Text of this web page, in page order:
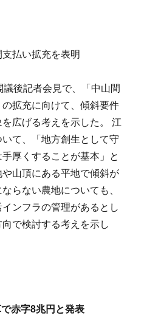
払い拡充を表明
後記者会見で、「中山間
拡充に向けて、傾斜要件
広げる考えを示した。 江
て、「地方創生として守
厚くすることが基本」と
山頂にある平地で傾斜が
らない農地についても、
ンフラの管理があるとし
で検討する考えを示し
赤字8兆円と発表